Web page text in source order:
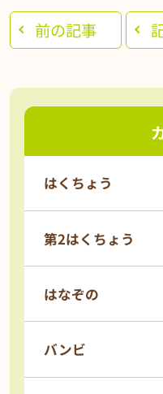
前の記事
はくちょう
第2はくちょう
はなぞの
バンビ